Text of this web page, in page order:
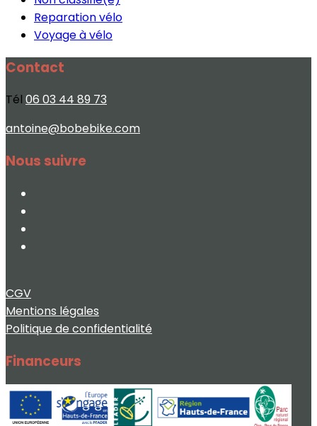
Reparation vélo
Voyage à vélo
Contact
Tél 06 03 44 89 73
antoine@bobebike.com
Nous suivre
CGV
Mentions légales
Politique de confidentialité
Financeurs